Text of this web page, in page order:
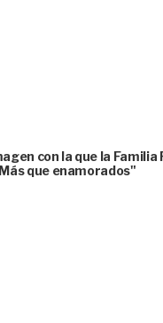
con la que la
que enamorados"